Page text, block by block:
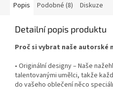
Popis Podobné (8) Diskuze
Detailní popis produktu
Proč si vybrat naše autorské
• Originální designy – Naše
talentovanými umělci, takže
do vašeho oblečení něco